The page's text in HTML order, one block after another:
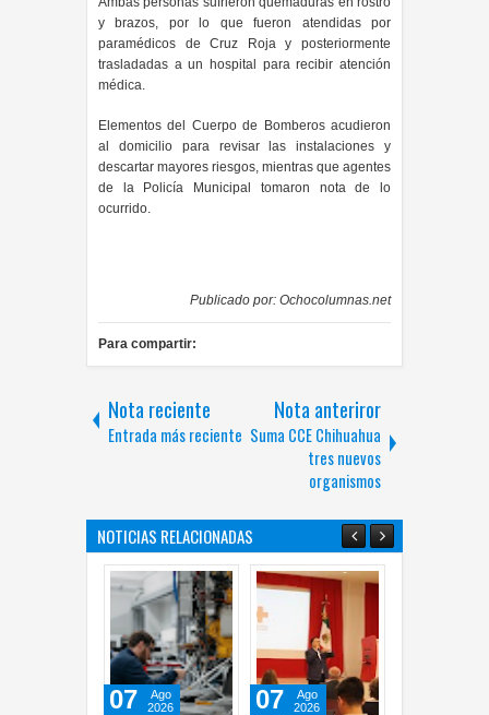
y brazos, por lo que fueron atendidas por
paramédicos de Cruz Roja y posteriormente
trasladadas a un hospital para recibir atención
médica.
Elementos del Cuerpo de Bomberos acudieron
al domicilio para revisar las instalaciones y
descartar mayores riesgos, mientras que agentes
de la Policía Municipal tomaron nota de lo
ocurrido.
Publicado por: Ochocolumnas.net
Para compartir:
Nota reciente
Entrada más reciente
Nota anteriror
Suma CCE Chihuahua
tres nuevos
organismos
NOTICIAS RELACIONADAS
2026
07
2026
07